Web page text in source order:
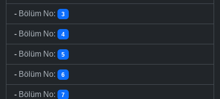
- Bölüm No: 3
- Bölüm No: 4
- Bölüm No: 5
- Bölüm No: 6
- Bölüm No: 7